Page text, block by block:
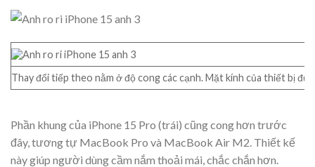
Thay đổi tiếp theo nằm ở độ cong các cạnh. Mặt kính của thiết bị
Phần khung của iPhone 15 Pro (trái) cũng cong hơn trước
đây, tương tự MacBook Pro và MacBook Air M2. Thiết kế
này giúp người dùng cầm nắm thoải mái, chắc chắn hơn.